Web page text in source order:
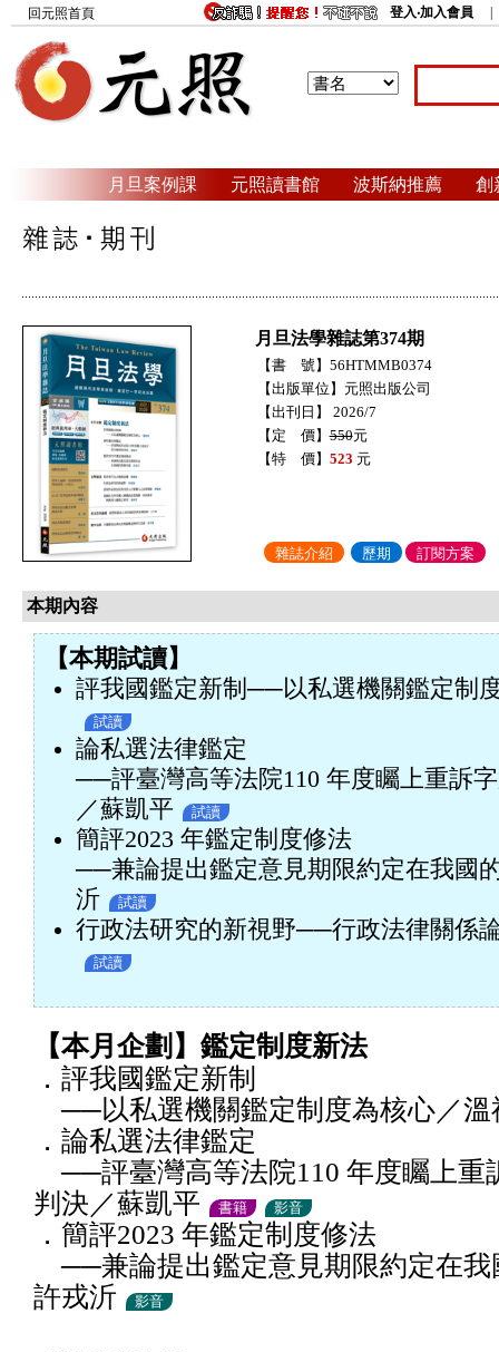
回元照首頁 登入‧加入會員
月旦案例課 元照讀書館 波斯納推薦 創
月旦法學雜誌第374期
【書 號】56HTMMB0374
【出版單位】元照出版公司
【出刊日】 2026/7
【定 價】550元
【特 價】 523 元
雜誌介紹 歷期 訂閱方案
本期內容
【本期試讀】
評我國鑑定新制──以私選機關鑑定制
試讀
論私選法律鑑定
──評臺灣高等法院110 年度矚上重訴
／蘇凱平
試讀
簡評2023 年鑑定制度修法
──兼論提出鑑定意見期限約定在我國
沂
試讀
行政法研究的新視野──行政法律關係
試讀
【本月企劃】鑑定制度新法
．評我國鑑定新制
──以私選機關鑑定制度為核心／溫
．論私選法律鑑定
──評臺灣高等法院110 年度矚上重
判決／蘇凱平
書籍 影音
．簡評2023 年鑑定制度修法
──兼論提出鑑定意見期限約定在我
許戎沂
影音